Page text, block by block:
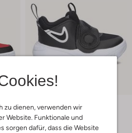
zu dienen, verwenden wir
Website. Funktionale und
sorgen dafür, dass die Website
-50%
Sneaker Low
€ 54,95 € 26,99